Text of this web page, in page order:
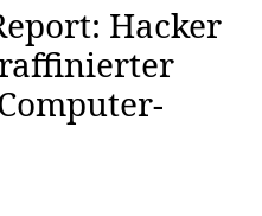
Hacker